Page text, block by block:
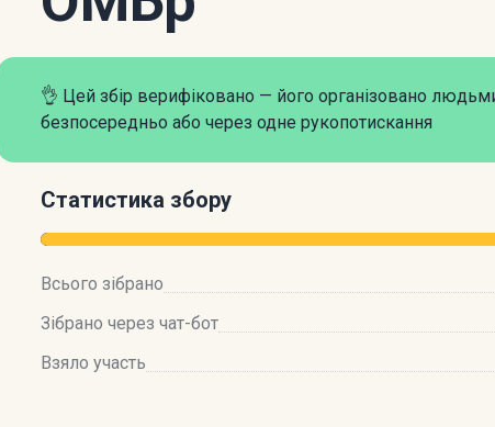
👌 Цей збір верифіковано — його організовано
безпосередньо або через одне рукопотискання
Статистика збору
Всього зібрано
Зібрано через чат-бот
Взяло участь